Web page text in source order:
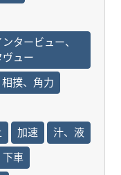
タービュー、
ュー
相撲、角力
加速
汁、液
下車